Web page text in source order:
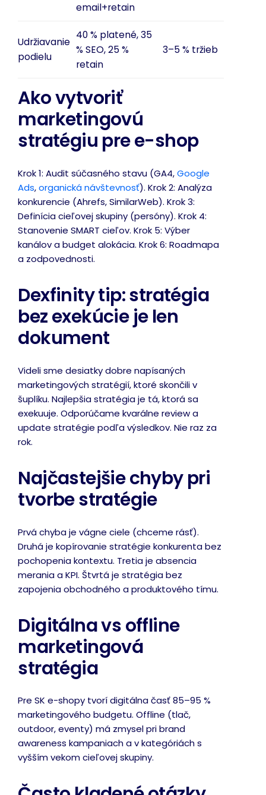
email+retain
Udržiavanie
podielu
40 % platené, 35
% SEO, 25 %
retain
3–5 % tržieb
Ako vytvoriť
marketingovú
stratégiu pre e-shop
Krok 1: Audit súčasného stavu (GA4,Google
Ads,organická návštevnosť). Krok 2: Analýza
konkurencie (Ahrefs, SimilarWeb). Krok 3:
Definícia cieľovej skupiny (persóny). Krok 4:
Stanovenie SMART cieľov. Krok 5: Výber
kanálov a budget alokácia. Krok 6: Roadmapa
a zodpovednosti.
Dexfinity tip: stratégia
bez exekúcie je len
dokument
Videli sme desiatky dobre napísaných
marketingových stratégií, ktoré skončili v
šuplíku. Najlepšia stratégia je tá, ktorá sa
exekuuje. Odporúčame kvarálne review a
update stratégie podľa výsledkov. Nie raz za
rok.
Najčastejšie chyby pri
tvorbe stratégie
Prvá chyba je vágne ciele (chceme rásť).
Druhá je kopírovanie stratégie konkurenta bez
pochopenia kontextu. Tretia je absencia
merania a KPI. Štvrtá je stratégia bez
zapojenia obchodného a produktového tímu.
Digitálna vs offline
marketingová
stratégia
Pre SK e-shopy tvorí digitálna časť 85–95 %
marketingového budgetu. Offline (tlač,
outdoor, eventy) má zmysel pri brand
awareness kampaniach a v kategóriách s
vyšším vekom cieľovej skupiny.